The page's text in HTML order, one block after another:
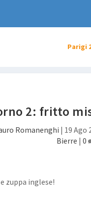
Parigi
2: fritto
Romanenghi | 19 Ago
Bierre | 0